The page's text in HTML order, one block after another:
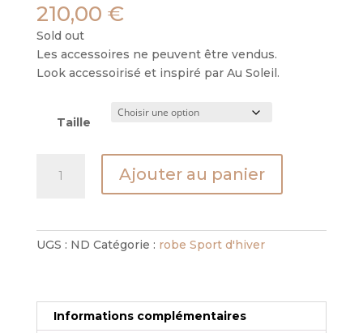
210,00 €
Sold out
Les accessoires ne peuvent être vendus.
Look accessoirisé et inspiré par Au Soleil.
Taille
Ajouter au panier
UGS : ND Catégorie : robe Sport d'hiver
Informations complémentaires